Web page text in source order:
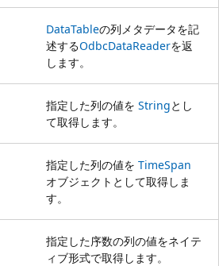
DataTableの列メタデータを記
述するOdbcDataReaderを返
します。
指定した列の値を Stringとし
て取得します。
指定した列の値を TimeSpan
オブジェクトとして取得しま
す。
指定した序数の列の値をネイテ
ィブ形式で取得します。